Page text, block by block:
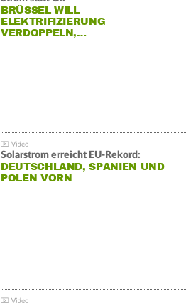
BRÜSSEL WILL
ELEKTRIFIZIERUNG
VERDOPPELN,…
Solarstrom erreicht EU-Rekord:
DEUTSCHLAND, SPANIEN UND
POLEN VORN